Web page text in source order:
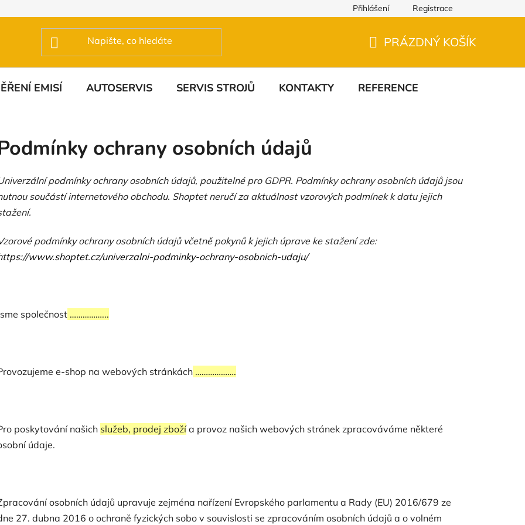
Přihlášení Registrace
KOŠÍK
PRÁZDNÝ KOŠÍK
EMISÍ AUTOSERVIS SERVIS STROJŮ KONTAKTY REFERENCE
ochrany osobních údajů
podmínky ochrany osobních údajů, použitelné pro GDPR. Podmínky ochrany osobních údajů jsou
součástí internetového obchodu. Shoptet neručí za aktuálnost vzorových podmínek k datu jejich
podmínky ochrany osobních údajů včetně pokynů k jejich úprave ke stažení zde:
www.shoptet.cz/univerzalni-podminky-ochrany-osobnich-udaju/
společnost ……………...
e-shop na webových stránkách ……………….
poskytování našich služeb, prodej zbožía provoz našich webových stránek zpracováváme některé
údaje.
osobních údajů upravuje zejména nařízení Evropského parlamentu a Rady (EU) 2016/679 ze
27. dubna 2016 o ochraně fyzických sobo v souvislosti se zpracováním osobních údajů a o volném